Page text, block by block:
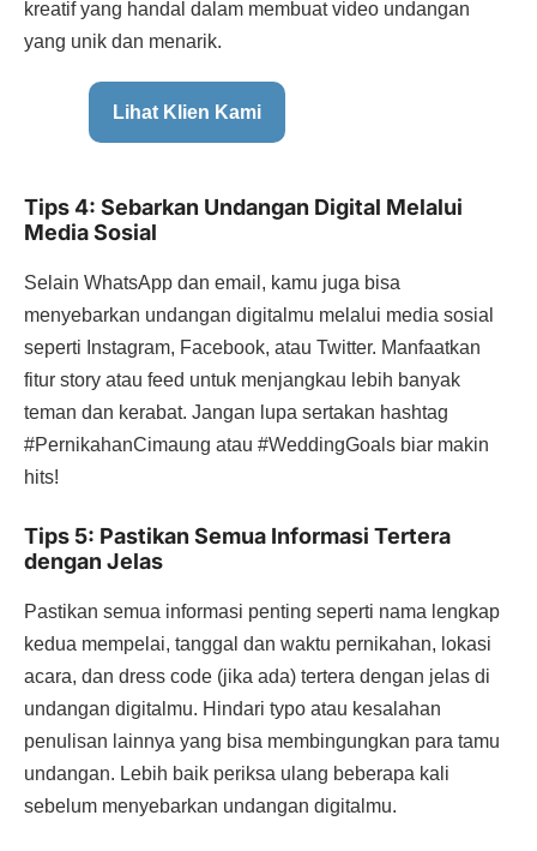
kreatif yang handal dalam membuat video undangan
yang unik dan menarik.
Lihat Klien Kami
Tips 4: Sebarkan Undangan Digital Melalui
Media Sosial
Selain WhatsApp dan email, kamu juga bisa
menyebarkan undangan digitalmu melalui media sosial
seperti Instagram, Facebook, atau Twitter. Manfaatkan
fitur story atau feed untuk menjangkau lebih banyak
teman dan kerabat. Jangan lupa sertakan hashtag
#PernikahanCimaung atau #WeddingGoals biar makin
hits!
Tips 5: Pastikan Semua Informasi Tertera
dengan Jelas
Pastikan semua informasi penting seperti nama lengkap
kedua mempelai, tanggal dan waktu pernikahan, lokasi
acara, dan dress code (jika ada) tertera dengan jelas di
undangan digitalmu. Hindari typo atau kesalahan
penulisan lainnya yang bisa membingungkan para tamu
undangan. Lebih baik periksa ulang beberapa kali
sebelum menyebarkan undangan digitalmu.